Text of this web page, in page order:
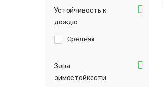
Устойчивость к
дождю
Средняя
Зона
зимостойкости